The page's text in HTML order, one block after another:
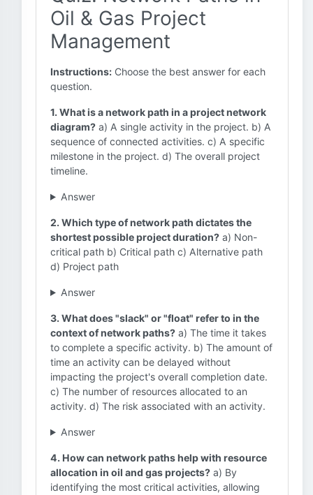
Oil & Gas Project
Management
Instructions: Choose the best answer for each
question.
1. What is a network path in a project network
diagram? a) A single activity in the project. b) A
sequence of connected activities. c) A specific
milestone in the project. d) The overall project
timeline.
Answer
2. Which type of network path dictates the
shortest possible project duration? a) Non-
critical path b) Critical path c) Alternative path
d) Project path
Answer
3. What does "slack" or "float" refer to in the
context of network paths? a) The time it takes
to complete a specific activity. b) The amount of
time an activity can be delayed without
impacting the project's overall completion date.
c) The number of resources allocated to an
activity. d) The risk associated with an activity.
Answer
4. How can network paths help with resource
allocation in oil and gas projects? a) By
identifying the most critical activities, allowing